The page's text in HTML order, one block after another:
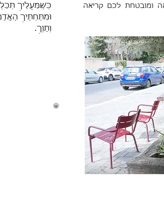
כְּשֶׁמֵּעָלַיִךְ
וּמִתַּחְתַּיִךְ
וְתָוֶךְ.
ומובטחת לכם קריאה